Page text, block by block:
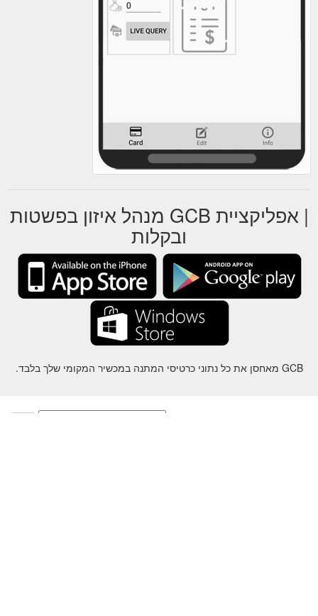
| אפליקציית GCB מנהל איזון בפשטות
ובקלות
GCB מאחסן את כל נתוני כרטיסי המתנה במכשיר המקומי שלך בלבד.